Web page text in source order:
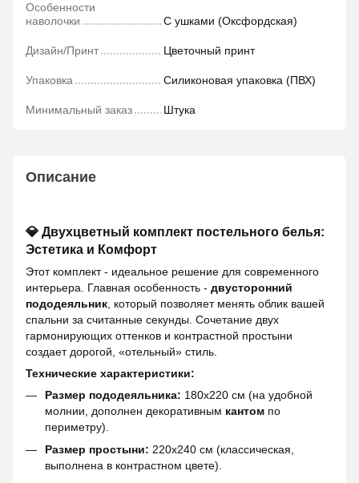
Особенности
наволочки
С ушками (Оксфордская)
Дизайн/Принт Цветочный принт
Упаковка Силиконовая упаковка (ПВХ)
Минимальный заказ Штука
Описание
💎 Двухцветный комплект постельного белья:
Эстетика и Комфорт
Этот комплект - идеальное решение для современного
интерьера. Главная особенность - двусторонний
пододеяльник , который позволяет менять облик вашей
спальни за считанные секунды. Сочетание двух
гармонирующих оттенков и контрастной простыни
создает дорогой, «отельный» стиль.
Технические характеристики:
Размер пододеяльника: 180х220 см (на удобной
молнии, дополнен декоративным кантом по
периметру).
Размер простыни: 220х240 см (классическая,
выполнена в контрастном цвете).